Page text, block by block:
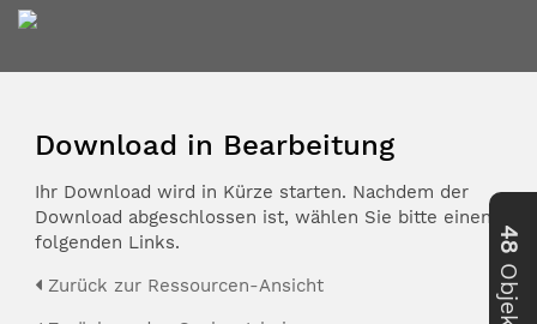
Download in Bearbeitung
Ihr Download wird in Kürze starten. Nachdem der
Download abgeschlossen ist, wählen Sie bitte einen der
folgenden Links.
Zurück zur Ressourcen-Ansicht
48
Objekte